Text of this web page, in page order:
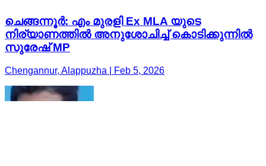
ചെങ്ങന്നൂർ: എം മുരളി Ex MLA യുടെ
നിര്യാണത്തിൽ അനുശോചിച്ച് കൊടിക്കുന്നിൽ
സുരേഷ് MP
Chengannur, Alappuzha | Feb 5, 2026